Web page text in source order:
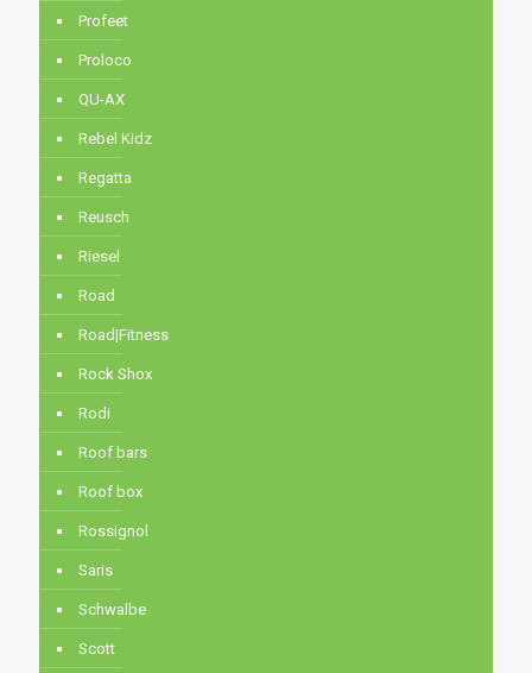
Profeet
Proloco
QU-AX
Rebel Kidz
Regatta
Reusch
Riesel
Road
Road|Fitness
Rock Shox
Rodi
Roof bars
Roof box
Rossignol
Saris
Schwalbe
Scott